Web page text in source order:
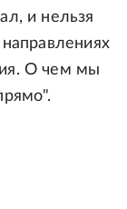
и нельзя
О чем мы